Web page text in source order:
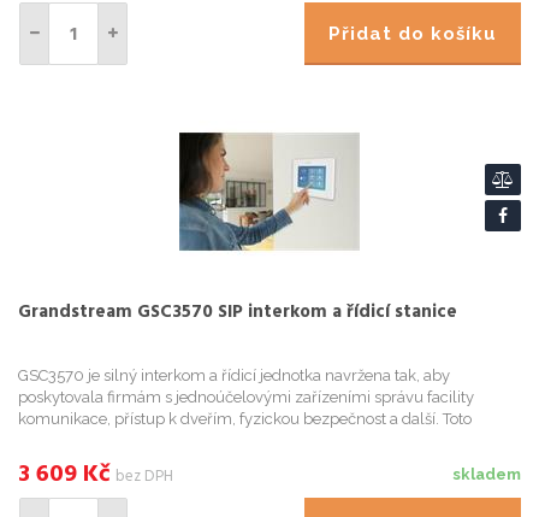
Přidat do košíku
Grandstream GSC3570 SIP interkom a řídicí stanice
GSC3570 je silný interkom a řídicí jednotka navržena tak, aby
poskytovala firmám s jednoúčelovými zařízeními správu facility
komunikace, přístup k dveřím, fyzickou bezpečnost a další. Toto
skladem
3 609Kč bez DPH